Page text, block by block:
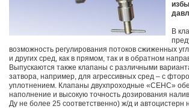
В
возможность регулирования потоков сжиженных
и других сред, как в прямом, так и в обратном
Выпускаются также клапаны с различными
затвора, например, для агрессивных сред – с
уплотнением. Клапаны двухпроходные «СЕНС»
наполнение и высокую точность дозирования
Ду не более 25 соответственно) ж/д и автоцистерн